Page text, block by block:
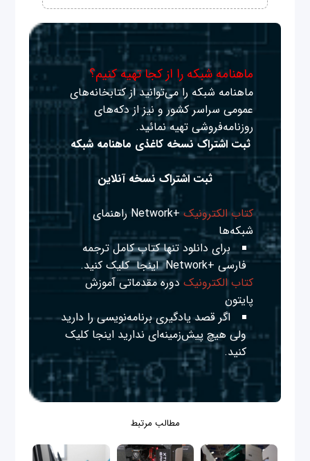
ماهنامه شبکه را از کجا تهیه کنیم؟
ماهنامه شبکه را می‌توانید از کتابخانه‌های
عمومی سراسر کشور و نیز از دکه‌های
روزنامه‌فروشی تهیه نمائید.
ثبت اشتراک نسخه کاغذی ماهنامه شبکه
ثبت اشتراک نسخه آنلاین
کتاب الکترونیک
+Network راهنمای
شبکه‌ها
برای دانلود تنها کتاب کامل ترجمه
فارسی +Network
اینجا کلیک کنید.
کتاب الکترونیک دوره مقدماتی آموزش
پایتون
اگر قصد یادگیری برنامه‌نویسی را دارید
ولی هیچ پیش‌زمینه‌ای نداریداینجا کلیک
کنید.
مطالب مرتبط